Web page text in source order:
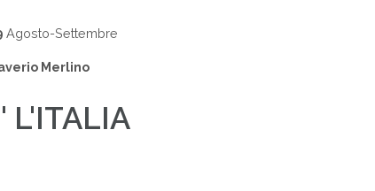
Agosto-Settembre
Merlino
L'ITALIA